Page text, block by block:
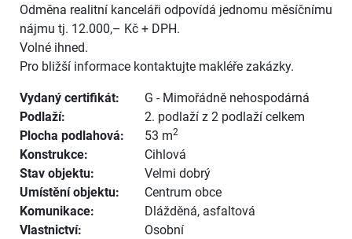
Odměna realitní kanceláři odpovídá jednomu měsíčnímu
nájmu tj. 12.000,– Kč + DPH.
Volné ihned.
Pro bližší informace kontaktujte makléře zakázky.
Vydaný certifikát:
G - Mimořádně nehospodárná
Podlaží:
2. podlaží z 2 podlaží celkem
Plocha podlahová:
53 m2
Konstrukce:
Cihlová
Stav objektu:
Velmi dobrý
Umístění objektu:
Centrum obce
Komunikace:
Dlážděná, asfaltová
Vlastnictví:
Osobní